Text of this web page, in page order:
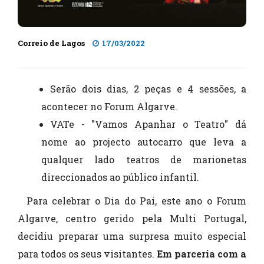
Correio de Lagos 17/03/2022
Serão dois dias, 2 peças e 4 sessões, a
acontecer no Forum Algarve.
VATe - "Vamos Apanhar o Teatro" dá
nome ao projecto autocarro que leva a
qualquer lado teatros de marionetas
direccionados ao público infantil.
Para celebrar o Dia do Pai, este ano o Forum
Algarve, centro gerido pela Multi Portugal,
decidiu preparar uma surpresa muito especial
para todos os seus visitantes. Em parceria com a